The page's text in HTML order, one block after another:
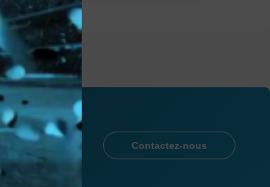
Contactez-nous